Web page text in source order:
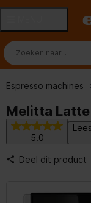
Espresso machines
Melitta
5.0
Deel dit product